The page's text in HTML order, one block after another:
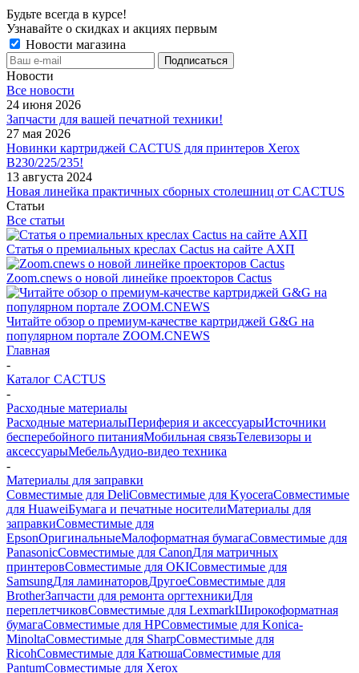
Будьте всегда в курсе!
Узнавайте о скидках и акциях первым
Новости магазина
Новости
Все новости
24 июня 2026
Запчасти для вашей печатной техники!
27 мая 2026
Новинки картриджей CACTUS для принтеров Xerox
B230/225/235!
13 августа 2024
Новая линейка практичных сборных столешниц от CACTUS
Статьи
Все статьи
Статья о премиальных креслах Cactus на сайте АХП
Zoom.cnews о новой линейке проекторов Cactus
Читайте обзор о премиум-качестве картриджей G&G на
популярном портале ZOOM.CNEWS
Главная
-
Каталог CACTUS
-
Расходные материалы
Расходные материалыПериферия и аксессуарыИсточники
бесперебойного питанияМобильная связьТелевизоры и
аксессуарыМебельАудио-видео техника
-
Материалы для заправки
Совместимые для DeliСовместимые для KyoceraСовместимые
для HuaweiБумага и печатные носителиМатериалы для
заправкиСовместимые для
EpsonОригинальныеМалоформатная бумагаСовместимые для
PanasonicСовместимые для CanonДля матричных
принтеровСовместимые для OKIСовместимые для
SamsungДля ламинаторовДругоеСовместимые для
BrotherЗапчасти для ремонта оргтехникиДля
переплетчиковСовместимые для LexmarkШирокоформатная
бумагаСовместимые для HPСовместимые для Konica-
MinoltaСовместимые для SharpСовместимые для
RicohСовместимые для КатюшаСовместимые для
PantumСовместимые для Xerox